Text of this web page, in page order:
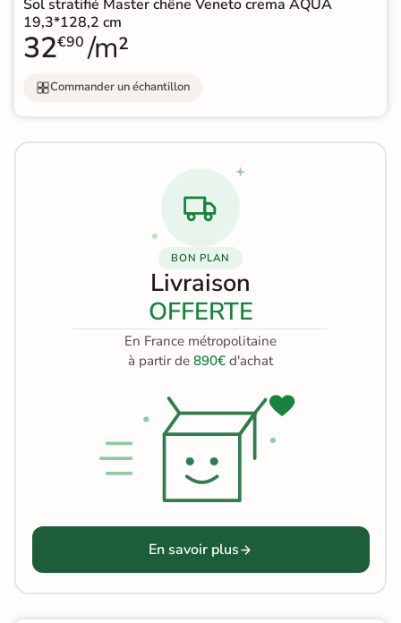
Sol stratifié Master chêne Veneto crema AQUA
19,3*128,2 cm
32€90 /m²
Commander un échantillon
BON PLAN
Livraison
OFFERTE
En France métropolitaine
à partir de 890€ d'achat
En savoir plus